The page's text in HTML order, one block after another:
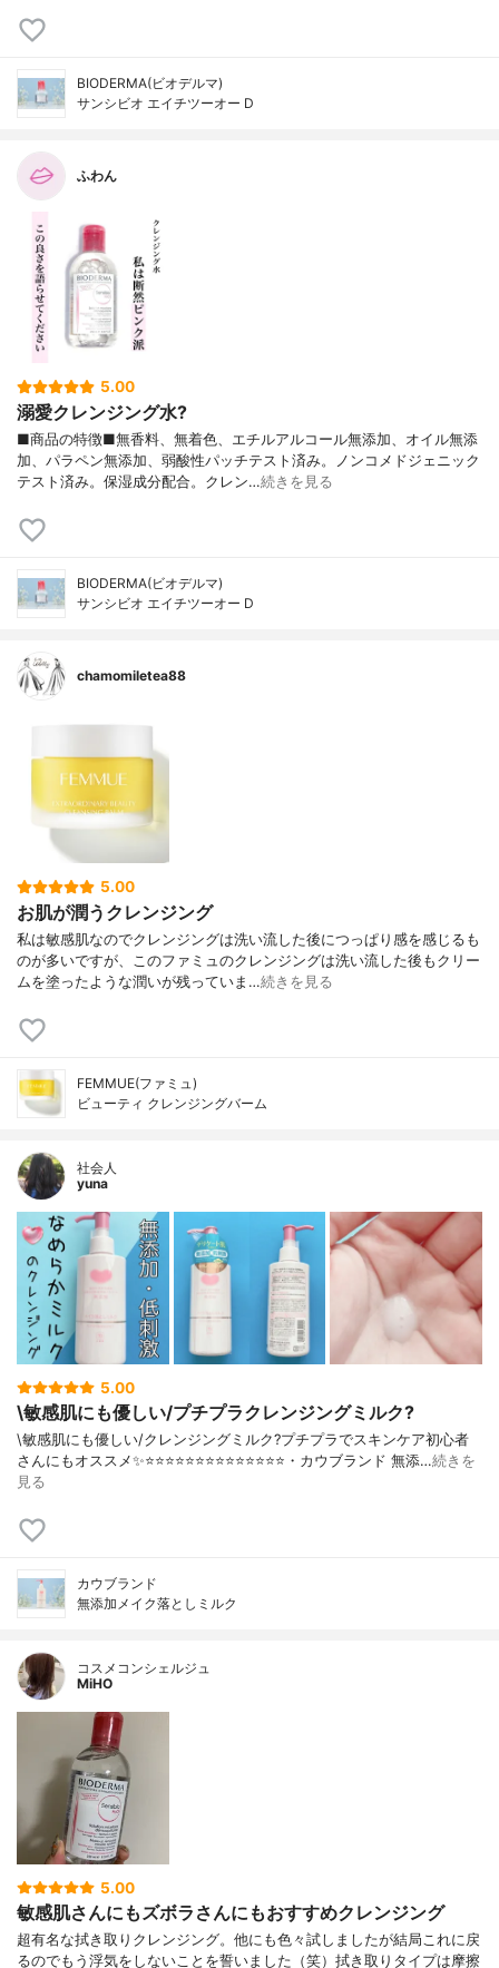
BIODERMA(ビオデルマ)
サンシビオ エイチツーオー D
ふわん
5.00
溺愛クレンジング水?
■商品の特徴■無香料、無着色、エチルアルコール無添加、オイル無添
加、パラペン無添加、弱酸性パッチテスト済み。ノンコメドジェニック
テスト済み。保湿成分配合。クレン…続きを見る
BIODERMA(ビオデルマ)
サンシビオ エイチツーオー D
chamomiletea88
5.00
お肌が潤うクレンジング
私は敏感肌なのでクレンジングは洗い流した後につっぱり感を感じるも
のが多いですが、このファミュのクレンジングは洗い流した後もクリー
ムを塗ったような潤いが残っていま…続きを見る
FEMMUE(ファミュ)
ビューティ クレンジングバーム
社会人
yuna
5.00
\敏感肌にも優しい/プチプラクレンジングミルク?
\敏感肌にも優しい/クレンジングミルク?プチプラでスキンケア初心者
さんにもオススメ✨⭐️⭐️⭐️⭐️⭐️⭐️⭐️⭐️⭐️⭐️⭐️⭐️⭐️⭐️・カウブランド 無添…続きを
見る
カウブランド
無添加メイク落としミルク
コスメコンシェルジュ
MiHO
5.00
敏感肌さんにもズボラさんにもおすすめクレンジング
超有名な拭き取りクレンジング。他にも色々試しましたが結局これに戻
るのでもう浮気をしないことを誓いました（笑）拭き取りタイプは摩擦